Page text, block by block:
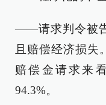
——请求判令被
且赔偿经济损失
赔偿金请求来
94.3%。